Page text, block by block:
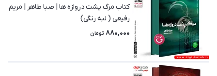
کتاب مرگ پشت دروازه ها | صبا طاهر | مریم
رفیعی ( لبه رنگی)
880,000 تومان